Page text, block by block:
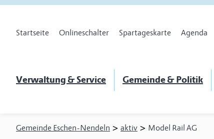
Startseite Onlineschalter Spartageskarte Agenda
Verwaltung & Service Gemeinde & Politik
Gemeinde Eschen-Nendeln > aktiv > Model Rail AG